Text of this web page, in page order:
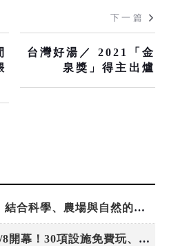
下一篇
台灣好湯／ 2021「金
泉獎」得主出爐
嘉義鹿草夏日探索趣！結合科學、農場與自然的親子小旅行
高雄最大親子遊樂園8/8開幕！30項設施免費玩、YOYO家族嗨翻暑假